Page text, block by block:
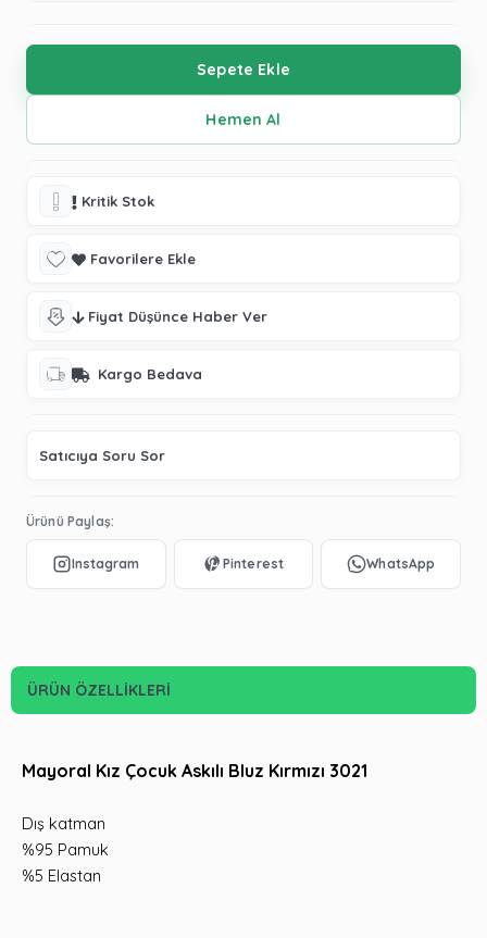
Kritik Stok
Favorilere Ekle
Fiyat Düşünce Haber Ver
Kargo Bedava
Satıcıya Soru Sor
Ürünü Paylaş:
ÜRÜN ÖZELLIKLERI
Mayoral Kız Çocuk Askılı Bluz Kırmızı 3021
Dış katman
%95 Pamuk
%5 Elastan